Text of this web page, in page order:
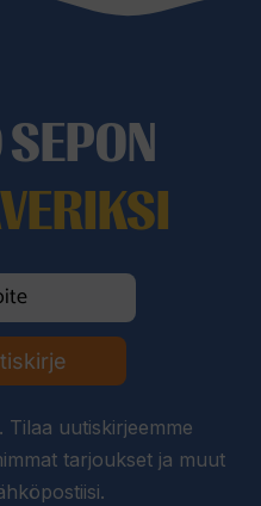
. Tilaa uutiskirjeemme
tarjoukset ja muut